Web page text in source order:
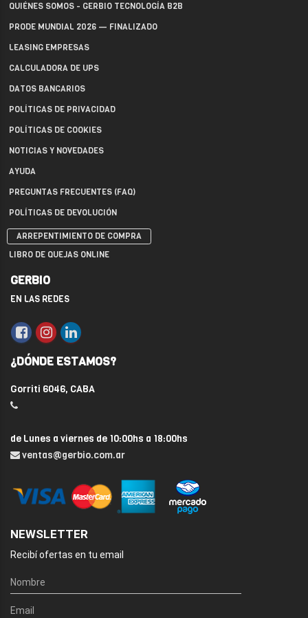
QUIÉNES SOMOS - GERBIO TECNOLOGÍA B2B
PRODE MUNDIAL 2026 — FINALIZADO
LEASING EMPRESAS
CALCULADORA DE UPS
DATOS BANCARIOS
POLÍTICAS DE PRIVACIDAD
POLÍTICAS DE COOKIES
NOTICIAS Y NOVEDADES
AYUDA
PREGUNTAS FRECUENTES (FAQ)
POLÍTICAS DE DEVOLUCIÓN
ARREPENTIMIENTO DE COMPRA
LIBRO DE QUEJAS ONLINE
GERBIO
EN LAS REDES
¿DÓNDE ESTAMOS?
Gorriti 6046, CABA
de Lunes a viernes de 10:00hs a 18:00hs
ventas@gerbio.com.ar
NEWSLETTER
Recibí ofertas en tu email